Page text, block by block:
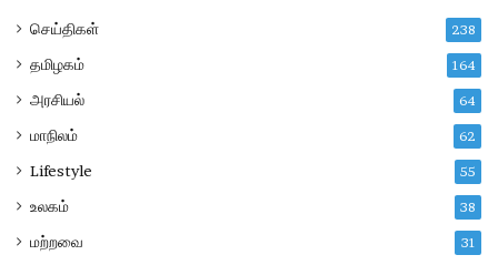
செய்திகள் 238
தமிழகம் 164
அரசியல் 64
மாநிலம் 62
Lifestyle 55
உலகம் 38
மற்றவை 31